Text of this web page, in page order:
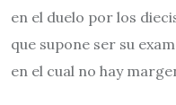
en el duelo por los
que supone ser su
en el cual no hay